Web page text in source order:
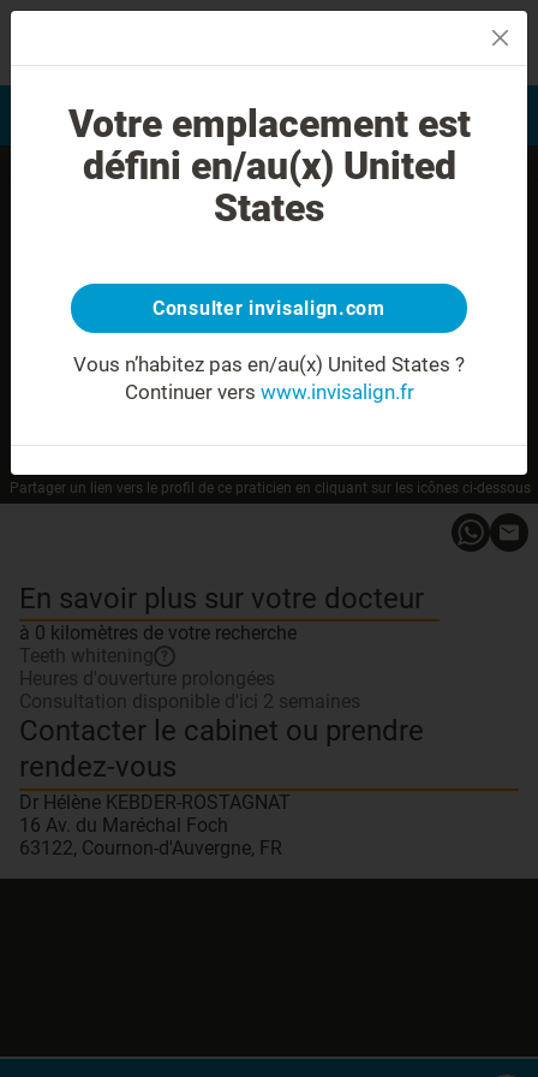
Evaluation du sourire Trouver un praticien
Partager un lien vers le profil de ce praticien en cliquant sur les icônes ci-dessous
En savoir plus sur votre docteur
à 0 kilomètres de votre recherche
Teeth whitening ?
Heures d'ouverture prolongées
Consultation disponible d'ici 2 semaines
Contacter le cabinet ou prendre
rendez-vous
Dr Hélène KEBDER-ROSTAGNAT
16 Av. du Maréchal Foch
63122, Cournon-d'Auvergne, FR
Votre emplacement est
défini en/au(x) United
States
Consulter invisalign.com
Vous n’habitez pas en/au(x) United States ?
Continuer vers www.invisalign.fr